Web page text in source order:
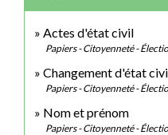
Actes d'état civil
Papiers - Citoyenneté -
Changement d'état
Papiers - Citoyenneté -
Nom et prénom
Papiers - Citoyenneté -